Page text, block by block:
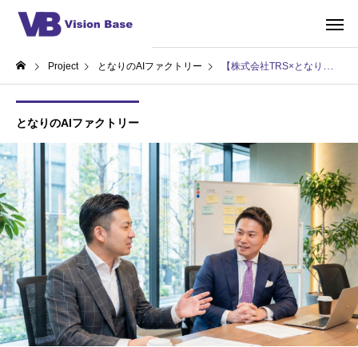
Project となりのAIファクトリー 【株式会社TRS×となりのAIファクトリー】経理メンバーが歓喜!!月末の請求業務を自動化し、月50時間の創出と人的ミスの根絶を実現
となりのAIファクトリー